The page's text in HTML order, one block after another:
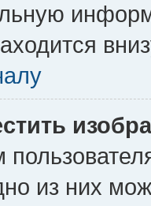
из них